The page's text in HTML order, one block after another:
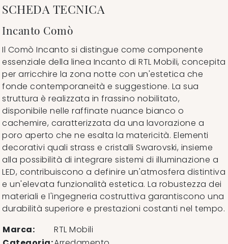
SCHEDA TECNICA
Incanto Comò
Il Comò Incanto si distingue come componente
essenziale della linea Incanto di RTL Mobili, concepita
per arricchire la zona notte con un'estetica che
fonde contemporaneità e suggestione. La sua
struttura è realizzata in frassino nobilitato,
disponibile nelle raffinate nuance bianco o
cachemire, caratterizzata da una lavorazione a
poro aperto che ne esalta la matericità. Elementi
decorativi quali strass e cristalli Swarovski, insieme
alla possibilità di integrare sistemi di illuminazione a
LED, contribuiscono a definire un'atmosfera distintiva
e un'elevata funzionalità estetica. La robustezza dei
materiali e l'ingegneria costruttiva garantiscono una
durabilità superiore e prestazioni costanti nel tempo.
Marca:
RTL Mobili